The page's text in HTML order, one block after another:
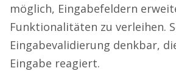
möglich, Eingabefeldern
Funktionalitäten zu verleihen.
Eingabevalidierung denkbar,
Eingabe reagiert.